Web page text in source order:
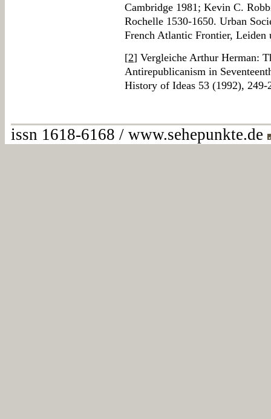
Cambridge 1981; Kevin C.
Rochelle 1530-1650. Urban
French Atlantic Frontier, Leiden
[2] Vergleiche Arthur Herman:
Antirepublicanism in
History of Ideas 53 (1992), 249-
issn 1618-6168 / www.sehepunkte.de